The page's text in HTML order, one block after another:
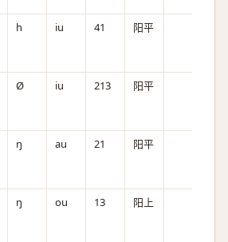
h iu 41 阳平
Ø iu 213 阳平
ŋ au 21 阳平
ŋ ou 13 阳上